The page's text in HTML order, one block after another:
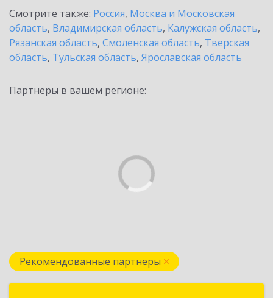
Смотрите также: Россия, Москва и Московская
область, Владимирская область, Калужская область,
Рязанская область, Смоленская область, Тверская
область, Тульская область, Ярославская область
Партнеры в вашем регионе:
Рекомендованные партнеры